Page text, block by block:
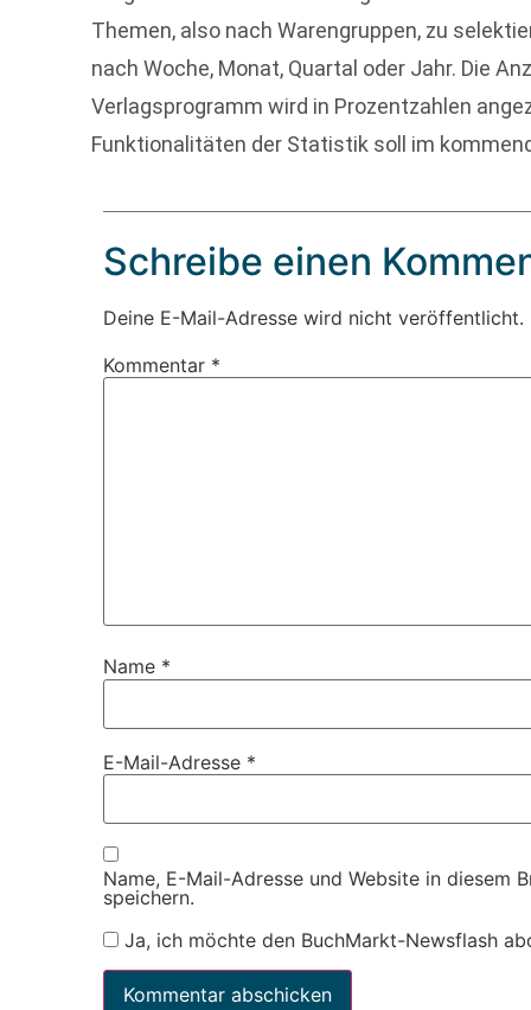
Themen, also nach Warengruppen, zu
nach Woche, Monat, Quartal oder Jahr. Die
Verlagsprogramm wird in Prozentzahlen
Funktionalitäten der Statistik soll im
Schreibe einen
Deine E-Mail-Adresse wird nicht veröffentlicht.
Kommentar *
Name *
E-Mail-Adresse *
Name, E-Mail-Adresse und Website in diesem
speichern.
Ja, ich möchte den BuchMarkt-Newsflash